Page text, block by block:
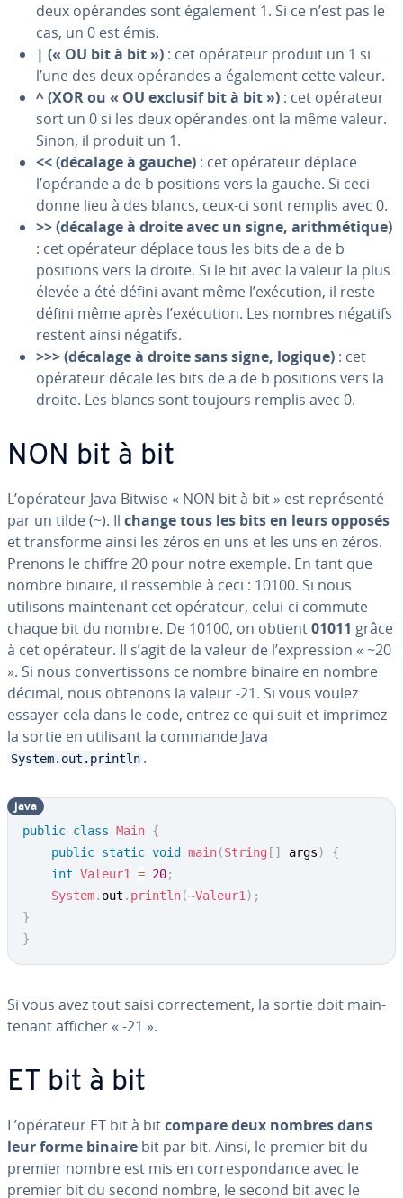
deux opérandes sont également 1. Si ce n’est pas le
cas, un 0 est émis.
| (« OU bit à bit ») : cet opérateur produit un 1 si
l’une des deux opérandes a également cette valeur.
^ (XOR ou « OU exclusif bit à bit ») : cet opérateur
sort un 0 si les deux opérandes ont la même valeur.
Sinon, il produit un 1.
<< (décalage à gauche) : cet opérateur déplace
l’opérande a de b positions vers la gauche. Si ceci
donne lieu à des blancs, ceux-ci sont remplis avec 0.
>> (décalage à droite avec un signe, arith­mé­tique)
: cet opérateur déplace tous les bits de a de b
positions vers la droite. Si le bit avec la valeur la plus
élevée a été défini avant même l’exécution, il reste
défini même après l’exécution. Les nombres négatifs
restent ainsi négatifs.
>>> (décalage à droite sans signe, logique) : cet
opérateur décale les bits de a de b positions vers la
droite. Les blancs sont toujours remplis avec 0.
NON bit à bit
L’opérateur Java Bitwise « NON bit à bit » est re­pré­senté
par un tilde (~). Il change tous les bits en leurs opposés
et trans­forme ainsi les zéros en uns et les uns en zéros.
Prenons le chiffre 20 pour notre exemple. En tant que
nombre binaire, il ressemble à ceci : 10100. Si nous
utilisons main­te­nant cet opérateur, celui-ci commute
chaque bit du nombre. De 10100, on obtient01011 grâce
à cet opérateur. Il s’agit de la valeur de l’ex­pres­sion « ~20
». Si nous con­ver­tis­sons ce nombre binaire en nombre
décimal, nous obtenons la valeur -21. Si vous voulez
essayer cela dans le code, entrez ce qui suit et imprimez
la sortie en utilisant la commande Java
System.out.println .
public class Main {
public static void main(String [ ] args)
{
int Valeur1 = 20;
System. out . println(~Valeur1 ) ;
}
}
java
Si vous avez tout saisi cor­rec­te­ment, la sortie doit main­
te­nant afficher « -21 ».
ET bit à bit
L’opérateur ET bit à bitcompare deux nombres dans
leur forme binaire bit par bit. Ainsi, le premier bit du
premier nombre est mis en cor­res­pon­dance avec le
premier bit du second nombre, le second bit avec le